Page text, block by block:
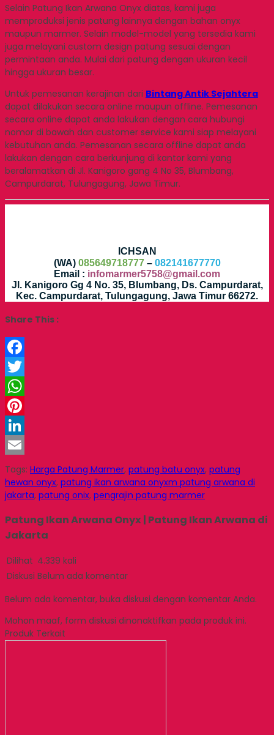
Selain Patung Ikan Arwana Onyx diatas, kami juga
memproduksi jenis patung lainnya dengan bahan onyx
maupun marmer. Selain model-model yang tersedia kami
juga melayani custom design patung sesuai dengan
permintaan anda. Mulai dari patung dengan ukuran kecil
hingga ukuran besar.
Untuk pemesanan kerajinan dari Bintang Antik Sejahtera
dapat dilakukan secara online maupun offline. Pemesanan
secara online dapat anda lakukan dengan cara hubungi
nomor di bawah dan customer service kami siap melayani
kebutuhan anda. Pemesanan secara offline dapat anda
lakukan dengan cara berkunjung di kantor kami yang
beralamatkan di Jl. Kanigoro gang 4 No 35, Blumbang,
Campurdarat, Tulungagung, Jawa Timur.
ICHSAN
(WA) 085649718777– 082141677770
Email : infomarmer5758@gmail.com
Jl. Kanigoro Gg 4 No. 35, Blumbang, Ds. Campurdarat,
Kec. Campurdarat, Tulungagung, Jawa Timur 66272.
Share This :
Facebook
Twitter
WhatsApp
Pinterest
LinkedIn
Email
Tags: Harga Patung Marmer, patung batu onyx, patung
hewan onyx, patung ikan arwana onyxm patung arwana di
jakarta, patung onix, pengrajin patung marmer
Patung Ikan Arwana Onyx | Patung Ikan Arwana di
Jakarta
Dilihat 4.339 kali
Diskusi Belum ada komentar
Belum ada komentar, buka diskusi dengan komentar Anda.
Mohon maaf, form diskusi dinonaktifkan pada produk ini.
Produk Terkait